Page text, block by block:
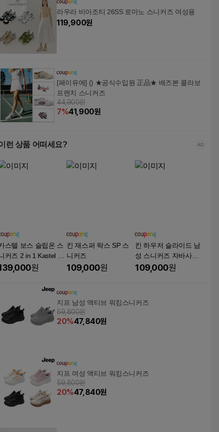
라우라 비아조티 26SS 로마노 스니커즈 여성용
119,900원
[페이유에] () ★공식수입원 正品★ 배즈본 콜라보
프렌치 스니커즈
44,900원
7%41,900원
런 상품 어떠세요?
스텔 보스 슬립온 스
커즈 2 in 1 Kastel Vo
Slip-on Sneakers
원
킨 재스퍼 락스 SP 스
니커즈
109,000원
킨 하우저 슬라이드 남
성 스니커즈 자바사파
리
109,000원
지프 남성 액티브 워킹스니커즈
59,800원
20%47,840원
지프 여성 액티브 워킹스니커즈
59,800원
20%47,840원